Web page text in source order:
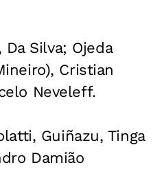
Silva; Ojeda
Cristian
Neveleff.
Guiñazu, Tinga
Damião